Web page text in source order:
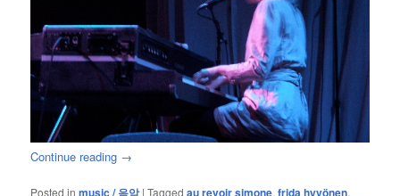
Continue reading →
Posted in music / 음악 |Tagged au revoir simone,frida hyvönen,